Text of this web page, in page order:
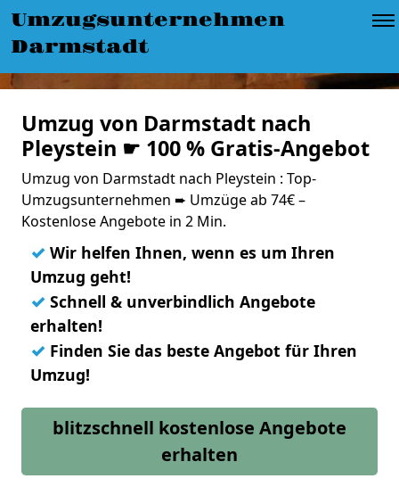
Umzugsunternehmen
Darmstadt
Umzug von Darmstadt nach
Pleystein ☛ 100 % Gratis-Angebot
Umzug von Darmstadt nach Pleystein : Top-
Umzugsunternehmen ➨ Umzüge ab 74€ –
Kostenlose Angebote in 2 Min.
✓ Wir helfen Ihnen, wenn es um Ihren
Umzug geht!
✓ Schnell & unverbindlich Angebote
erhalten!
✓ Finden Sie das beste Angebot für Ihren
Umzug!
blitzschnell kostenlose Angebote
erhalten